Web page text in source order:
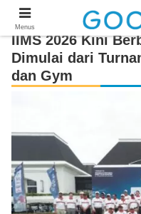
IIMS 2026 Kini
Dimulai dari
dan Gym
Menus